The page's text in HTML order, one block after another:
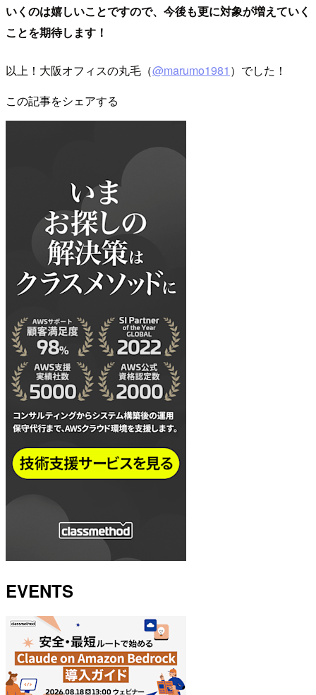
いくのは嬉しいことですので、今後も更に対象が増えていく
ことを期待します！
以上！大阪オフィスの丸毛（@marumo1981 ）でした！
この記事をシェアする
EVENTS